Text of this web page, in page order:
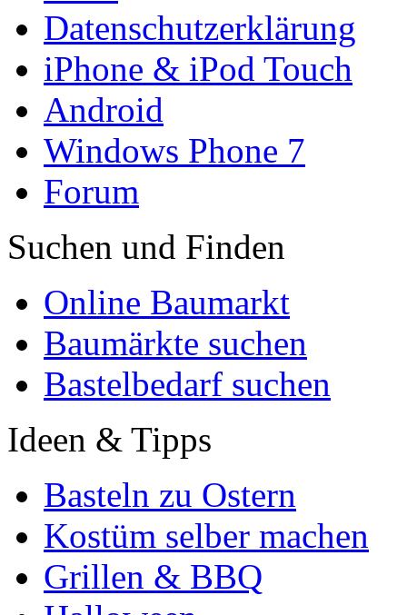
Datenschutzerklärung
iPhone & iPod Touch
Android
Windows Phone 7
Forum
Suchen und Finden
Online Baumarkt
Baumärkte suchen
Bastelbedarf suchen
Ideen & Tipps
Basteln zu Ostern
Kostüm selber machen
Grillen & BBQ